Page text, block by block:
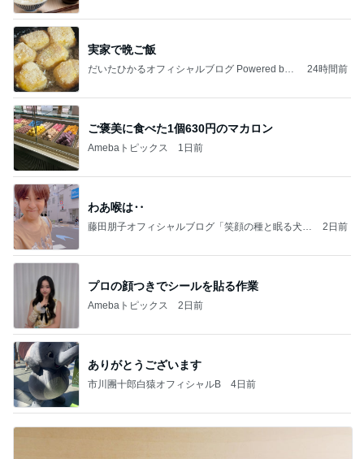
実家で晩ご飯
だいたひかるオフィシャルブログ Powered by
24時間前
ご褒美に食べた1個630円のマカロン
Amebaトピックス 1日前
わあ喉は‥
藤田朋子オフィシャルブログ「笑顔の種と眠る犬」
2日前
プロの顔つきでシールを貼る作業
Amebaトピックス 2日前
ありがとうございます
市川團十郎白猿オフィシャルB 4日前